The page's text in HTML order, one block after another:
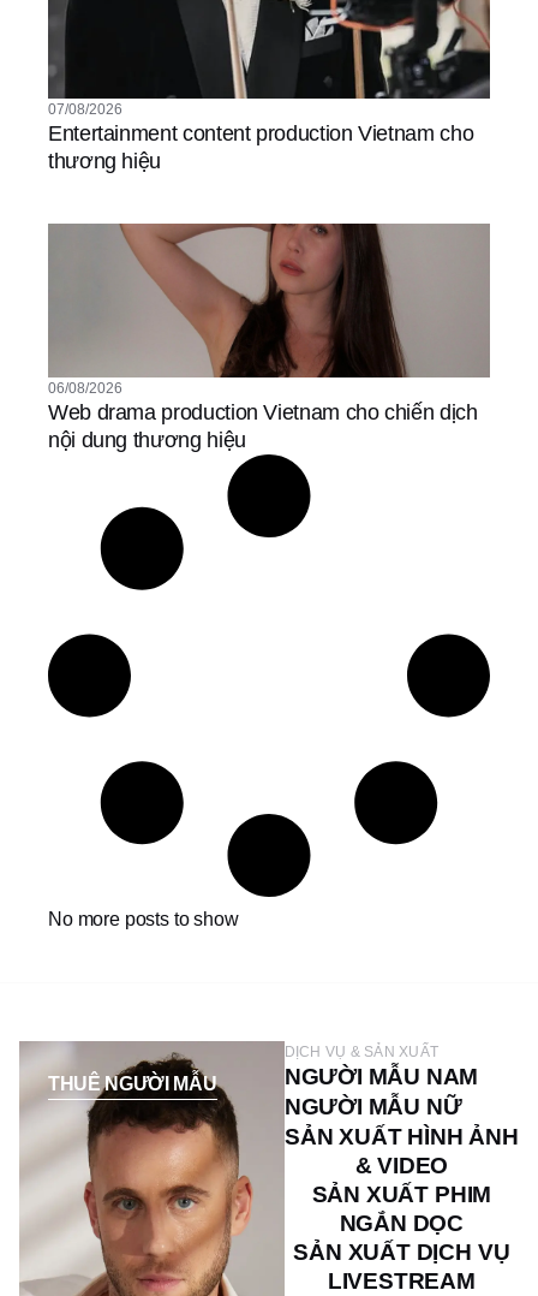
07/08/2026
Entertainment content production Vietnam cho
thương hiệu
06/08/2026
Web drama production Vietnam cho chiến dịch
nội dung thương hiệu
No more posts to show
THUÊ NGƯỜI MẪU
DỊCH VỤ & SẢN XUẤT
NGƯỜI MẪU NAM
NGƯỜI MẪU NỮ
SẢN XUẤT HÌNH ẢNH
& VIDEO
SẢN XUẤT PHIM
NGẮN DỌC
SẢN XUẤT DỊCH VỤ
LIVESTREAM